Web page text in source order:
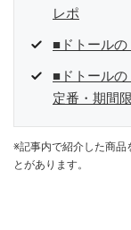
レポ
■ドトール
■ドトールの
定番・期間
※記事内で紹介した商品
とがあります。